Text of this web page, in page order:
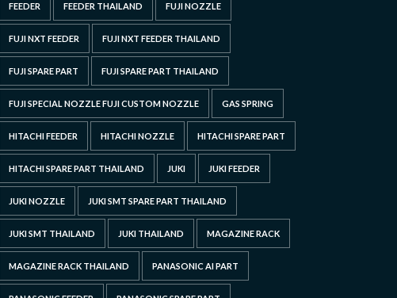
FEEDER FEEDER THAILAND FUJI NOZZLE
FUJI NXT FEEDER FUJI NXT FEEDER THAILAND
FUJI SPARE PART FUJI SPARE PART THAILAND
FUJI SPECIAL NOZZLE FUJI CUSTOM NOZZLE GAS SPRING
HITACHI FEEDER HITACHI NOZZLE HITACHI SPARE PART
HITACHI SPARE PART THAILAND JUKI JUKI FEEDER
JUKI NOZZLE JUKI SMT SPARE PART THAILAND
JUKI SMT THAILAND JUKI THAILAND MAGAZINE RACK
MAGAZINE RACK THAILAND PANASONIC AI PART